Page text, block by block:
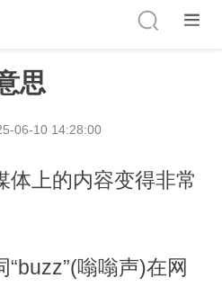
思
06-10 14:28:00
上的内容变得非常
嗡嗡声)在网